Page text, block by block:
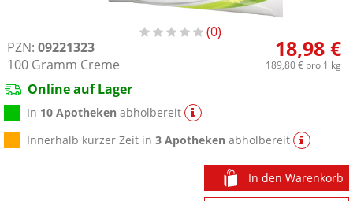
0
PZN: 09221323
100 Gramm Creme
18,98 €
189,80 €pro 1 kg
Online auf Lager
In 10 Apotheken abholbereit
Innerhalb kurzer Zeit in3 Apotheken abholbereit
In den Warenkorb